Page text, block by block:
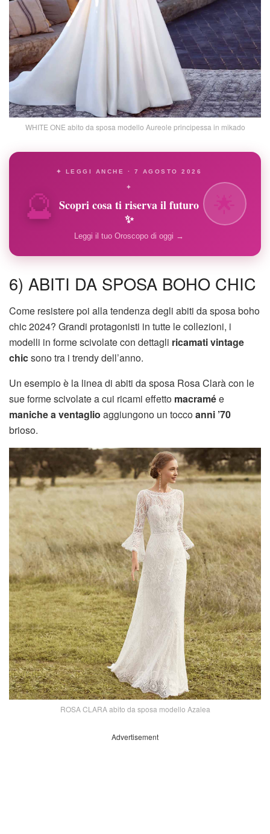
WHITE ONE abito da sposa modello Aureole principessa in mikado
🔮
✦ LEGGI ANCHE · 7 AGOSTO 2026
✦
Scopri cosa ti riserva il futuro
✨
Leggi il tuo Oroscopo di oggi →
6) ABITI DA SPOSA BOHO CHIC
Come resistere poi alla tendenza degli abiti da sposa boho
chic 2024? Grandi protagonisti in tutte le collezioni, i
modelli in forme scivolate con dettagli ricamati vintage
chicsono tra i trendy dell’anno.
Un esempio è la linea di abiti da sposa Rosa Clarà con le
sue forme scivolate a cui ricami effetto macramée
maniche a ventaglio aggiungono un toccoanni ’70
brioso.
ROSA CLARA abito da sposa modello Azalea
Advertisement